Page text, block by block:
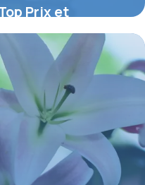
Prix et